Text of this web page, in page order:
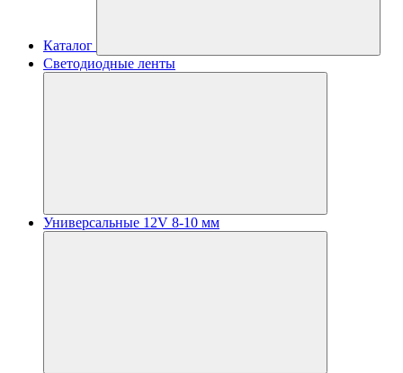
Каталог
Светодиодные ленты
Универсальные 12V 8-10 мм